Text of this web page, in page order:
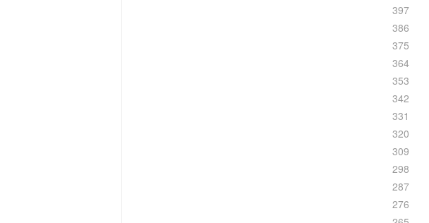
397
386
375
364
353
342
331
320
309
298
287
276